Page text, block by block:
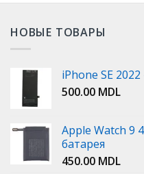
НОВЫЕ ТОВАРЫ
iPhone SE
500.00 MDL
Apple Watch 9
батарея
450.00 MDL